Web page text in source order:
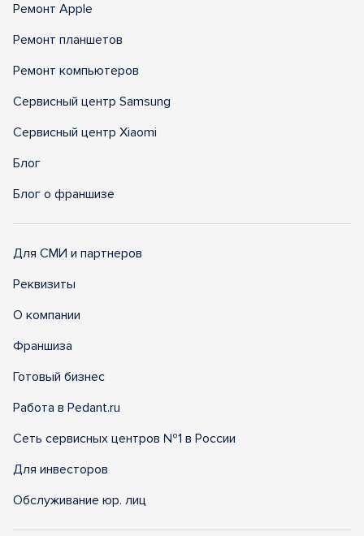
Ремонт Apple
Ремонт планшетов
Ремонт компьютеров
Сервисный центр Samsung
Сервисный центр Xiaomi
Блог
Блог о франшизе
Для СМИ и партнеров
Реквизиты
О компании
Франшиза
Готовый бизнес
Работа в Pedant.ru
Сеть сервисных центров №1 в России
Для инвесторов
Обслуживание юр. лиц